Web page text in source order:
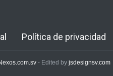
Política de privacidad
- Edited by jsdesignsv.com